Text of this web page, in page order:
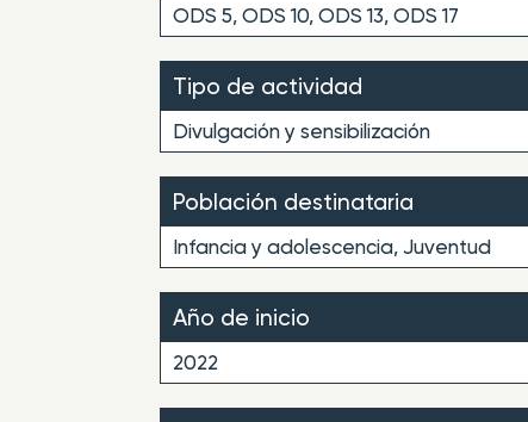
ODS 5, ODS 10, ODS 13, ODS 17
Tipo de actividad
Divulgación y sensibilización
Población destinataria
Infancia y adolescencia, Juventud
Año de inicio
2022